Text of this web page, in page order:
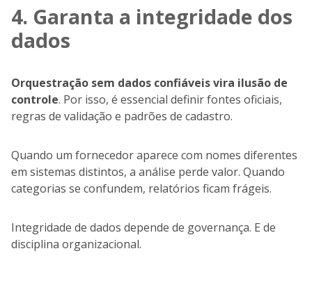
4. Garanta a integridade dos
dados
Orquestração sem dados confiáveis vira ilusão de
controle. Por isso, é essencial definir fontes oficiais,
regras de validação e padrões de cadastro.
Quando um fornecedor aparece com nomes diferentes
em sistemas distintos, a análise perde valor. Quando
categorias se confundem, relatórios ficam frágeis.
Integridade de dados depende de governança. E de
disciplina organizacional.